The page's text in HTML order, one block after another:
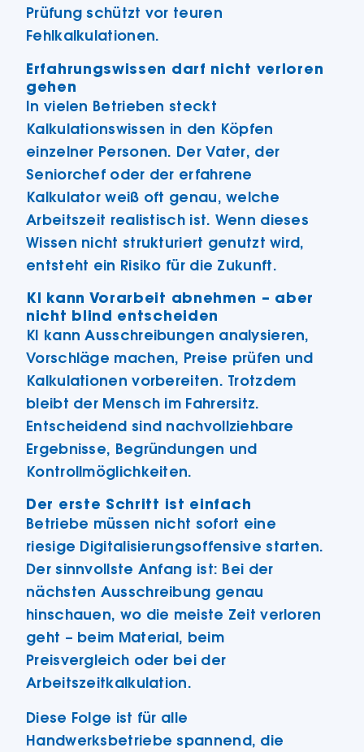
Prüfung schützt vor teuren
Fehlkalkulationen.
Erfahrungswissen darf nicht verloren
gehen
In vielen Betrieben steckt
Kalkulationswissen in den Köpfen
einzelner Personen. Der Vater, der
Seniorchef oder der erfahrene
Kalkulator weiß oft genau, welche
Arbeitszeit realistisch ist. Wenn dieses
Wissen nicht strukturiert genutzt wird,
entsteht ein Risiko für die Zukunft.
KI kann Vorarbeit abnehmen – aber
nicht blind entscheiden
KI kann Ausschreibungen analysieren,
Vorschläge machen, Preise prüfen und
Kalkulationen vorbereiten. Trotzdem
bleibt der Mensch im Fahrersitz.
Entscheidend sind nachvollziehbare
Ergebnisse, Begründungen und
Kontrollmöglichkeiten.
Der erste Schritt ist einfach
Betriebe müssen nicht sofort eine
riesige Digitalisierungsoffensive starten.
Der sinnvollste Anfang ist: Bei der
nächsten Ausschreibung genau
hinschauen, wo die meiste Zeit verloren
geht – beim Material, beim
Preisvergleich oder bei der
Arbeitszeitkalkulation.
Diese Folge ist für alle
Handwerksbetriebe spannend, die